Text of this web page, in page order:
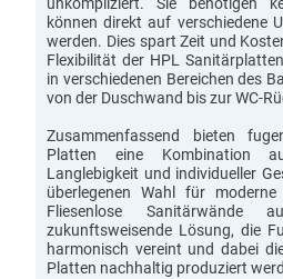
können direkt auf verschiedene
werden. Dies spart Zeit und
Flexibilität der HPL
in verschiedenen Bereichen des
von der Duschwand bis zur WC-
Zusammenfassend bieten
Platten eine Kombination
Langlebigkeit und individueller
überlegenen Wahl für
Fliesenlose
zukunftsweisende Lösung, die
harmonisch vereint und dabei
Platten nachhaltig produziert